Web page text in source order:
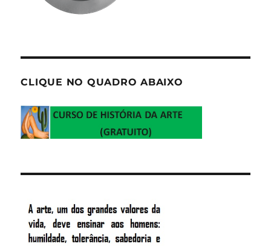
CLIQUE NO QUADRO ABAIXO